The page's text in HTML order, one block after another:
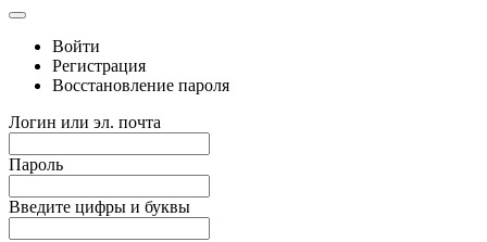
Войти
Регистрация
Восстановление пароля
Логин или эл. почта
Пароль
Введите цифры и буквы